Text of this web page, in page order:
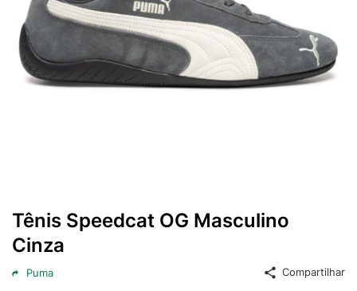
Tênis Speedcat OG Masculino
Cinza
Puma Compartilhar